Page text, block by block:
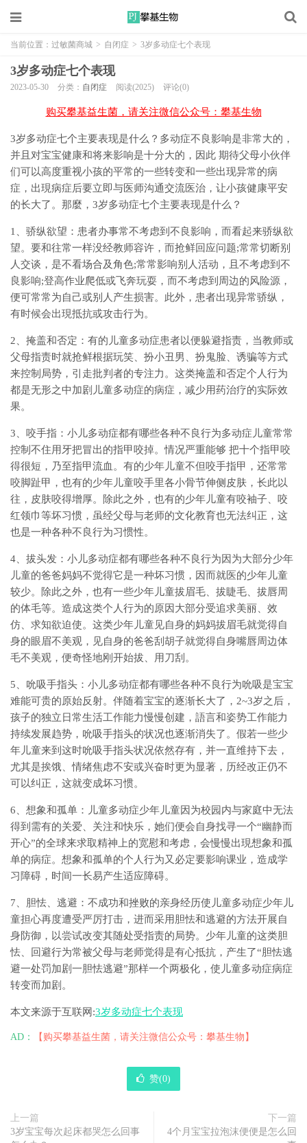
当前位置： 过敏菌商城 > 自闭症 > 3岁多动症七个表现
3岁多动症七个表现
2023-05-30 分类： 自闭症 阅读(2025) 评论(0)
购买攀基益生菌，请关注微信公众号：攀基生物
3岁多动症七个主要表现是什么？多动症不良影响是非常大的，
并且对宝宝健康和将来影响是十分大的，因此 期待父母小伙伴
们可以高度重视小孩的平常的一些转变和一些出现异常的病
症，出現病症后要立即与医师沟通交流医治，让小孩健康平安
的长大了。那麼，3岁多动症七个主要表现是什么？
1、骄纵欲望：患者办事常不考虑到不良影响，而看起来骄纵欲
望。要和往常一样没经教师容许，而抢鲜回应问题;常常切断别
人交谈，是不看场合及角色;常常影响别人活动，且不考虑到不
良影响;登高作业爬低或飞奔玩耍，而不考虑到周边的风险源，
便可常常为自己或别人产生损害。此外，患者出现异常骄纵，
有时候会出現抵抗或攻击行为。
2、掩盖和否定：有的儿童多动症患者以便躲避指责，当教师或
父母指责时就抢鲜根据玩笑、扮小丑男、扮鬼脸、诱骗等方式
来控制局势，引走批判者的专注力。这类掩盖和否定个人行为
都是无形之中加剧儿童多动症的病症，减少用药治疗的实际效
果。
3、咬手指：小儿多动症都有哪些各种不良行为多动症儿童常常
控制不住用牙把冒出的指甲咬掉。情况严重能够 把十个指甲咬
得很短，乃至指甲流血。有的少年儿童不但咬手指甲，还常常
咬脚趾甲，也有的少年儿童咬手里各小骨节伸侧皮肤，长此以
往，皮肤咬得增厚。除此之外，也有的少年儿童有咬袖子、咬
红领巾等坏习惯，虽经父母与老师的文化教育也无法纠正，这
也是一种各种不良行为习惯性。
4、拔头发：小儿多动症都有哪些各种不良行为因为大部分少年
儿童的爸爸妈妈不觉得它是一种坏习惯，因而就医的少年儿童
较少。除此之外，也有一些少年儿童拔眉毛、拔睫毛、拔唇周
的体毛等。造成这类个人行为的原因大部分受追求美丽、效
仿、求知欲迫使。这类少年儿童见自身的妈妈拔眉毛就觉得自
身的眼眉不美观，见自身的爸爸刮胡子就觉得自身嘴唇周边体
毛不美观，便奇怪地刚开始拔、用刀刮。
5、吮吸手指头：小儿多动症都有哪些各种不良行为吮吸是宝宝
难能可贵的原始反射。伴随着宝宝的逐渐长大了，2~3岁之后，
孩子的独立日常生活工作能力慢慢创建，語言和姿势工作能力
持续发展趋势，吮吸手指头的状况也逐渐消失了。假若一些少
年儿童来到这时吮吸手指头状况依然存有，并一直维持下去，
尤其是挨饿、情绪焦虑不安或兴奋时更为显著，历经改正仍不
可以纠正，这就变成坏习惯。
6、想象和孤单：儿童多动症少年儿童因为校园内与家庭中无法
得到需有的关爱、关注和快乐，她们便会自身找寻一个“幽静而
开心”的全球来求取精神上的宽慰和考虑，会慢慢出現想象和孤
单的病症。想象和孤单的个人行为又必定要影响课业，造成学
习障碍，时间一长易产生适应障碍。
7、胆怯、逃避：不成功和挫败的亲身经历使儿童多动症少年儿
童担心再度遭受严厉打击，进而采用胆怯和逃避的方法开展自
身防御，以尝试改变其随处受指责的局势。少年儿童的这类胆
怯、回避行为常被父母与老师觉得是有心抵抗，产生了“胆怯逃
避一处罚加剧一胆怯逃避”那样一个两极化，使儿童多动症病症
转变而加剧。
本文来源于互联网:3岁多动症七个表现
AD： 【购买攀基益生菌，请关注微信公众号：攀基生物】
赞(0)
上一篇
3岁宝宝每次起床都哭怎么回事
下一篇
4个月宝宝拉泡沫便便是怎么回